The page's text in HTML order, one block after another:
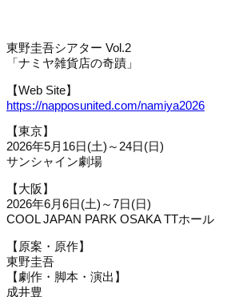
東野圭吾シアター Vol.2
「ナミヤ雑貨店の奇蹟」
【Web Site】
https://napposunited.com/namiya2026
【東京】
2026年5月16日(土)～24日(日)
サンシャイン劇場
【大阪】
2026年6月6日(土)～7日(日)
COOL JAPAN PARK OSAKA TTホール
【原案・原作】
東野圭吾
【劇作・脚本・演出】
成井豊